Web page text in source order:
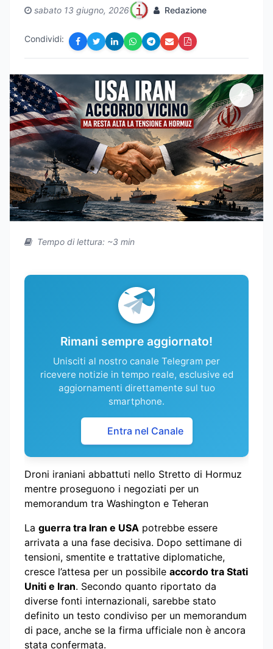
sabato 13 giugno, 2026 Redazione
Condividi:
Tempo di lettura: ~3 min
Rimani sempre aggiornato!
Unisciti al nostro canale Telegram per
ricevere notizie in tempo reale, esclusive ed
aggiornamenti direttamente sul tuo
smartphone.
Entra nel Canale
Droni iraniani abbattuti nello Stretto di Hormuz
mentre proseguono i negoziati per un
memorandum tra Washington e Teheran
La guerra tra Iran e USA potrebbe essere
arrivata a una fase decisiva. Dopo settimane di
tensioni, smentite e trattative diplomatiche,
cresce l’attesa per un possibile accordo tra Stati
Uniti e Iran. Secondo quanto riportato da
diverse fonti internazionali, sarebbe stato
definito un testo condiviso per un memorandum
di pace, anche se la firma ufficiale non è ancora
stata confermata.